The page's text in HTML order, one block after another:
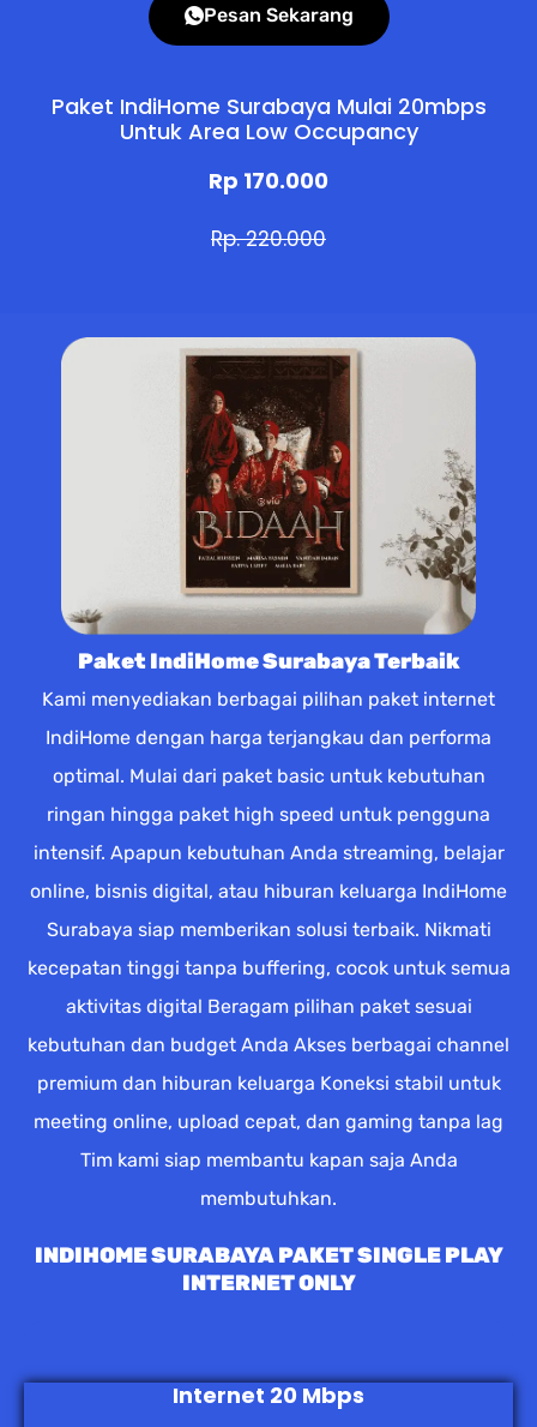
Pesan Sekarang
Paket IndiHome Surabaya Mulai 20mbps
Untuk Area Low Occupancy
Rp 170.000
Rp. 220.000
Paket IndiHome Surabaya Terbaik
Kami menyediakan berbagai pilihan paket internet
IndiHome dengan harga terjangkau dan performa
optimal. Mulai dari paket basic untuk kebutuhan
ringan hingga paket high speed untuk pengguna
intensif. Apapun kebutuhan Anda streaming, belajar
online, bisnis digital, atau hiburan keluarga IndiHome
Surabaya siap memberikan solusi terbaik. Nikmati
kecepatan tinggi tanpa buffering, cocok untuk semua
aktivitas digital Beragam pilihan paket sesuai
kebutuhan dan budget Anda Akses berbagai channel
premium dan hiburan keluarga Koneksi stabil untuk
meeting online, upload cepat, dan gaming tanpa lag
Tim kami siap membantu kapan saja Anda
membutuhkan.
INDIHOME SURABAYA PAKET SINGLE PLAY
INTERNET ONLY
Internet 20 Mbps